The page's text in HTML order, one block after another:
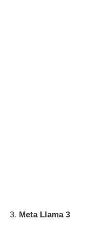
3. Meta Llama 3